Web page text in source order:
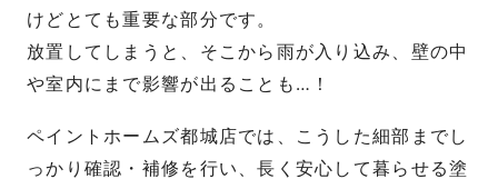
けどとても重要な部分です。
放置してしまうと、そこから雨が入り込み、壁の中
や室内にまで影響が出ることも…！
ペイントホームズ都城店では、こうした細部までし
っかり確認・補修を行い、長く安心して暮らせる塗